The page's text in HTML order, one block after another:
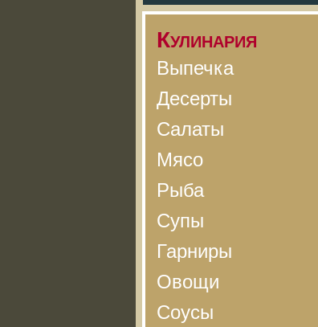
Кулинария
Выпечка
Десерты
Салаты
Мясо
Рыба
Супы
Гарниры
Овощи
Соусы